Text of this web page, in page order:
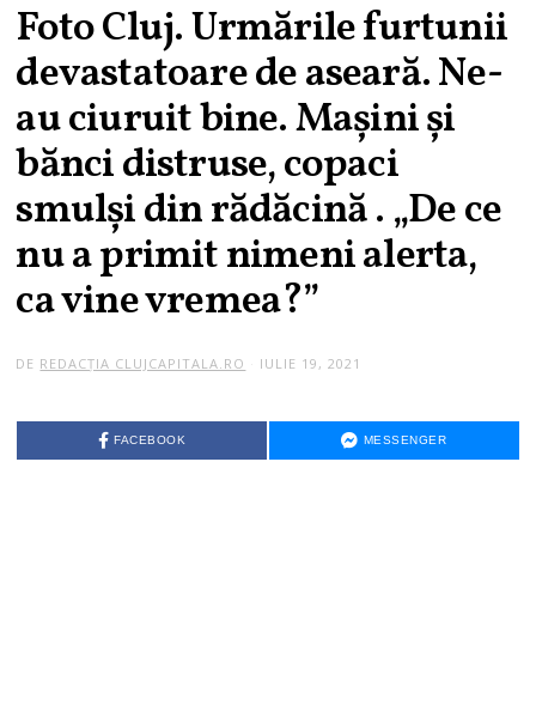
Foto Cluj. Urmările furtunii
devastatoare de aseară. Ne-
au ciuruit bine. Mașini și
bănci distruse, copaci
smulși din rădăcină . „De ce
nu a primit nimeni alerta,
ca vine vremea?”
DE REDACȚIA CLUJCAPITALA.RO IULIE 19, 2021
FACEBOOK MESSENGER